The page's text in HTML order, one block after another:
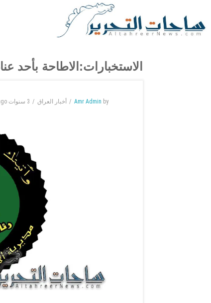
الاستخبارات:الاطاحة بأحد
by
Amr Admin أخبار العراق 3 سنوات